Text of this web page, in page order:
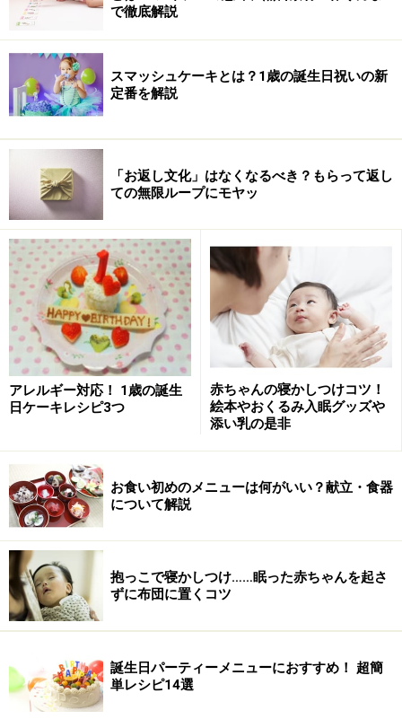
※記事内容は執筆時点のものです。最新の内容をご確認くださ
い。
※乳幼児の発育には個人差があります。記事内容は全ての乳幼児
への有効性を保証するものではありません。気になる徴候が見ら
れる場合は、自己判断せず、必ず医療機関に相談してください。
1/2 次のページへ
で徹底解説
スマッシュケーキとは？1歳の誕生日祝いの新
定番を解説
「お返し文化」はなくなるべき？もらって返し
ての無限ループにモヤッ
アレルギー対応！ 1歳の誕生
日ケーキレシピ3つ
赤ちゃんの寝かしつけコツ！
絵本やおくるみ入眠グッズや
添い乳の是非
お食い初めのメニューは何がいい？献立・食器
について解説
抱っこで寝かしつけ……眠った赤ちゃんを起さ
ずに布団に置くコツ
誕生日パーティーメニューにおすすめ！ 超簡
単レシピ14選